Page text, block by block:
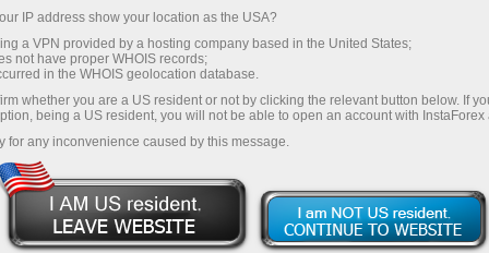
InstaForex
الأسعار والعمولات في السوق، وظروف
مواتية لتداول الأسهم والمؤشرات
فوركس الحصول على مكافأة تصل إلى
30% على إيداعه، والاستفادة من
عروض ترويجية وعروض خاصة أخرى.
سرعة
في التجارة وعلى الطريق السريع
جائزة هديتك الشخصية الكبرى
قم بإيداع المبلغ في حسابك باستخدام $333 — اختر هدية
تصل قيمتها إلى $1,500
تداول بدون مخاطرة -
IP address show your location as the USA?
a VPN provided by a hosting company based in the United States;
not have proper WHOIS records;
in the WHOIS geolocation database.
whether you are a US resident or not by clicking the relevant button below. If
being a US resident, you will not be able to open an account with InstaForex
for any inconvenience caused by this message.